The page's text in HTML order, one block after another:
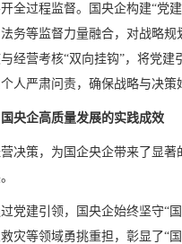
全过程监督。国央企构建“党
务等监督力量融合，对战略
经营考核“双向挂钩”，将党
人严肃问责，确保战略与决
央企高质量发展的实践成效
决策，为国企央企带来了显
党建引领，国央企始终坚守“
灾等领域勇挑重担，彰显了“